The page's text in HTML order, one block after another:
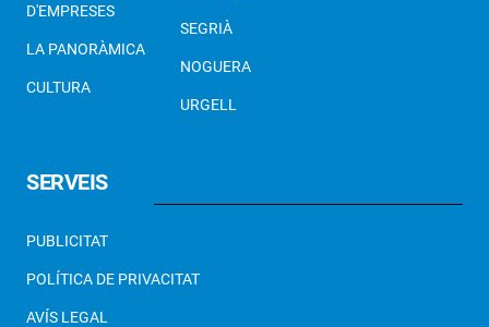
D'EMPRESES
LA PANORÀMICA
CULTURA
SEGRIÀ
NOGUERA
URGELL
SERVEIS
PUBLICITAT
POLÍTICA DE PRIVACITAT
AVÍS LEGAL